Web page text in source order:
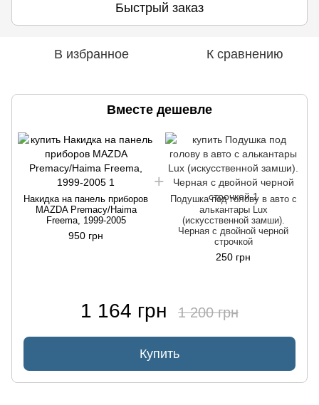
Быстрый заказ
В избранное К сравнению
Вместе дешевле
Накидка на панель приборов
MAZDA Premacy/Haima
Freema, 1999-2005
950 грн
Подушка под голову в авто с
алькантары Lux
(искусственной замши).
Черная с двойной черной
строчкой
250 грн
1 164 грн 1 200 грн
Купить